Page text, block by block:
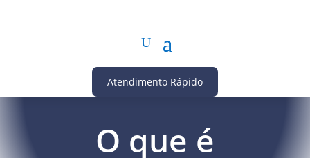
Atendimento Rápido
O que é